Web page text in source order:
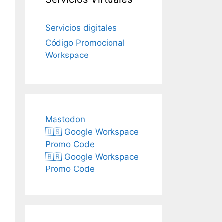
Servicios digitales
Código Promocional
Workspace
Mastodon
🇺🇸 Google Workspace
Promo Code
🇧🇷 Google Workspace
Promo Code